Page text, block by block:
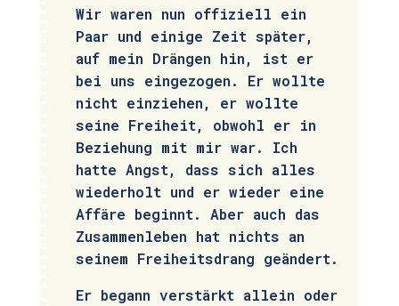
Wir waren nun offiziell ein
Paar und einige Zeit später,
auf mein Drängen hin, ist er
bei uns eingezogen. Er wollte
nicht einziehen, er wollte
seine Freiheit, obwohl er in
Beziehung mit mir war. Ich
hatte Angst, dass sich alles
wiederholt und er wieder eine
Affäre beginnt. Aber auch das
Zusammenleben hat nichts an
seinem Freiheitsdrang geändert.
Er begann verstärkt allein oder